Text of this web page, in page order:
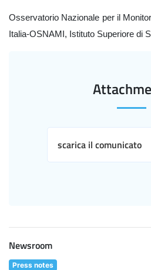
Osservatorio Nazionale per il
Italia-OSNAMI, Istituto Superiore di
scarica il comunicato
Newsroom
Press notes